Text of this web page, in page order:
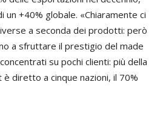
+40% globale. «Chiaramente ci
a seconda dei prodotti: però
a sfruttare il prestigio del made
su pochi clienti: più della
diretto a cinque nazioni, il 70%